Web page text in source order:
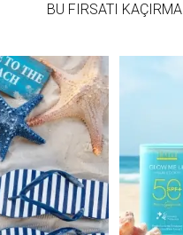
BU FIRSATI KAÇIRMA